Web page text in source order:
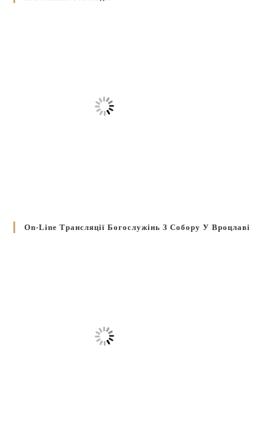
On-Line Трансляції Богослужінь З Собору У Вроцлаві